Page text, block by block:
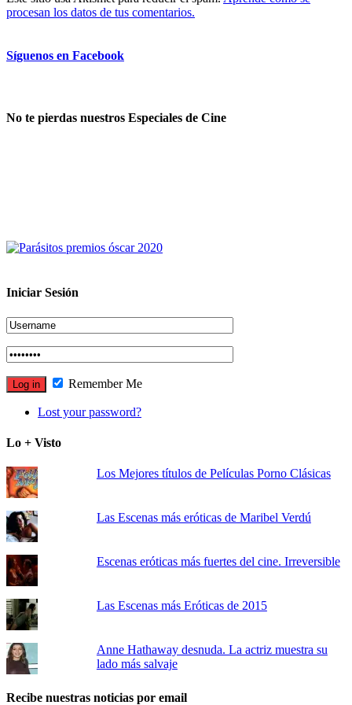
procesan los datos de tus comentarios.
Síguenos en Facebook
No te pierdas nuestros Especiales de Cine
Iniciar Sesión
Remember Me
Lost your password?
Lo + Visto
Los Mejores títulos de Películas Porno Clásicas
Las Escenas más eróticas de Maribel Verdú
Escenas eróticas más fuertes del cine. Irreversible
Las Escenas más Eróticas de 2015
Anne Hathaway desnuda. La actriz muestra su
lado más salvaje
Recibe nuestras noticias por email